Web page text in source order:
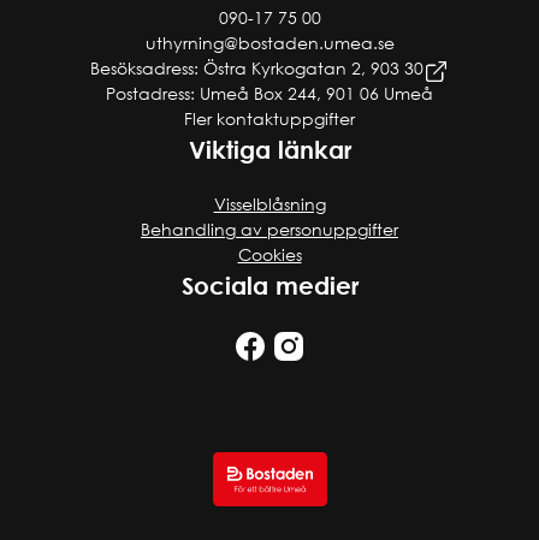
090-17 75 00
uthyrning@bostaden.umea.se
Besöksadress: Östra Kyrkogatan 2, 903 30
Postadress: Umeå Box 244, 901 06 Umeå
Fler kontaktuppgifter
Viktiga länkar
Visselblåsning
Behandling av personuppgifter
Cookies
Sociala medier